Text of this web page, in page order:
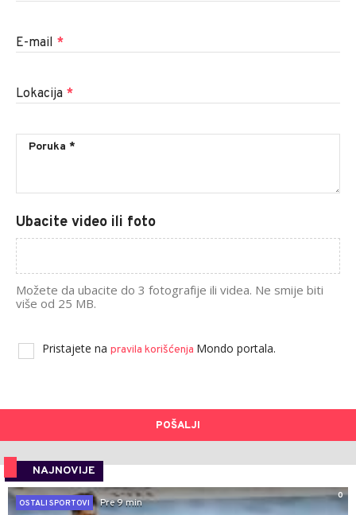
E-mail *
Lokacija *
Ubacite video ili foto
Možete da ubacite do 3 fotografije ili videa. Ne smije biti
više od 25 MB.
Pristajete na pravila korišćenja Mondo portala.
POŠALJI
NAJNOVIJE
0
OSTALI SPORTOVI
Pre 9 min